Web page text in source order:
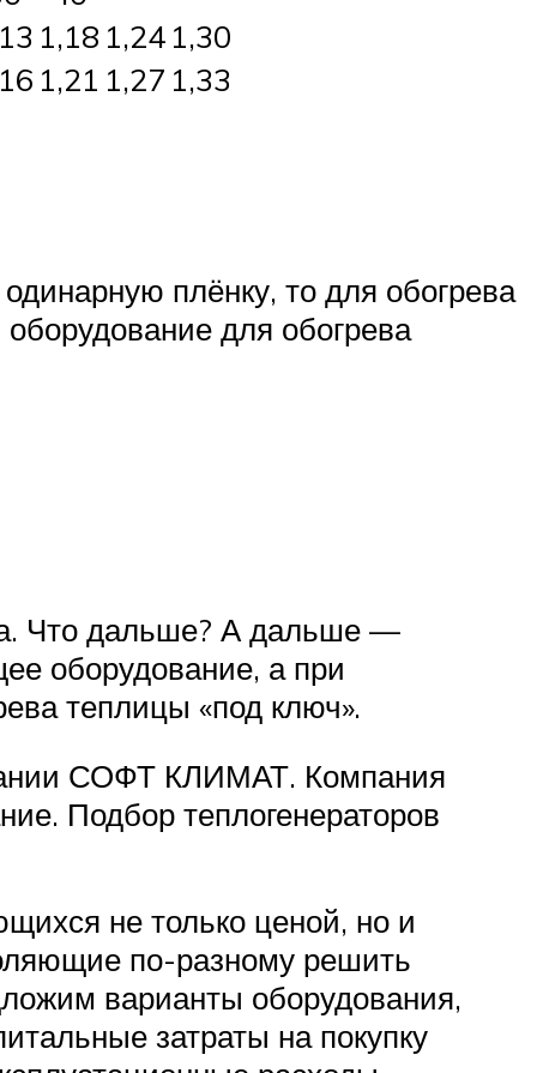
1,18 1,24 1,30
1,21 1,27 1,33
плёнку, то для обогрева
для обогрева
Что дальше? А дальше —
оборудование, а при
теплицы «под ключ».
СОФТ КЛИМАТ. Компания
Подбор теплогенераторов
не только ценой, но и
по-разному решить
варианты оборудования,
затраты на покупку